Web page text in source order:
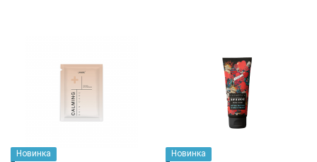
Новинка Новинка